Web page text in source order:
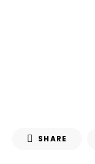
SHARE